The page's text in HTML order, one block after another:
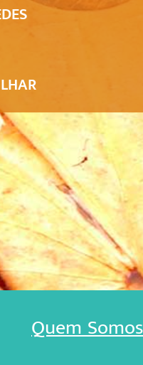
Quem Somos